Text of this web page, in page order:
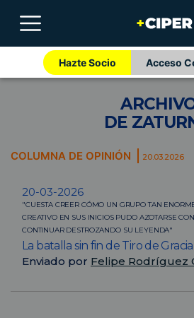
Hazte Socio Acceso
DE
COLUMNA DE OPINIÓN 20.03.2026
20-03-2026
"CUESTA CREER CÓMO UN GRUPO TAN
CREATIVO EN SUS INICIOS PUDO AZOTARSE
CONTINUAR DESTROZANDO SU LEYENDA"
La batalla sin fin de Tiro de Gracia
Enviado por Felipe Rodríguez